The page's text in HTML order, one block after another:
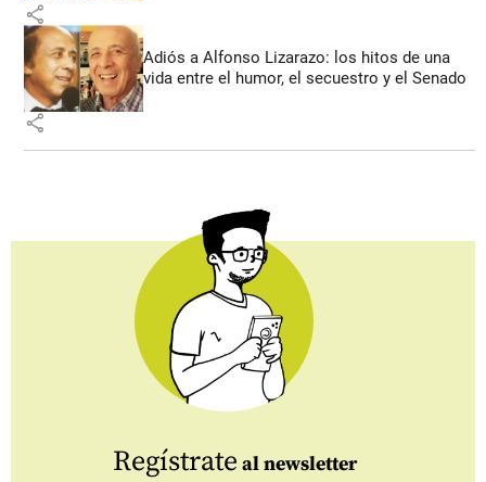
share
Adiós a Alfonso Lizarazo: los hitos de una
vida entre el humor, el secuestro y el Senado
share
Regístrate al newsletter